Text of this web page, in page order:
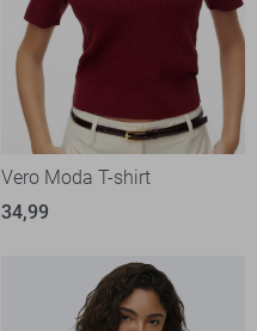
Vero Moda T-shirt
34,99